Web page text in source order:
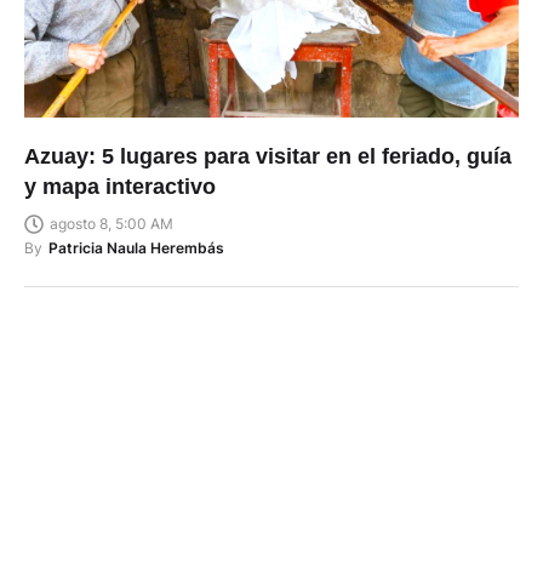
Azuay: 5 lugares para visitar en el feriado, guía
y mapa interactivo
agosto 8, 5:00 AM
By Patricia Naula Herembás